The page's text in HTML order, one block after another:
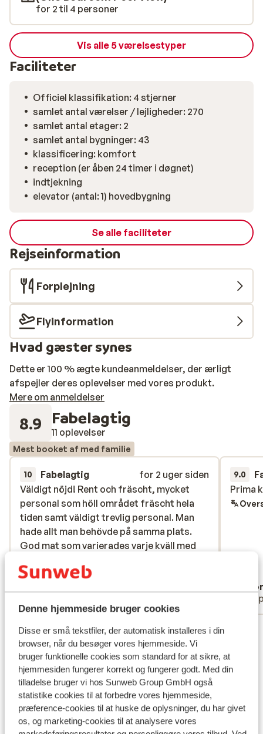
Denne hjemmeside bruger cookies
Disse er små tekstfiler, der automatisk installeres i din
browser, når du besøger vores hjemmeside. Vi
bruger funktionelle cookies som standard for at sikre, at
hjemmesiden fungerer korrekt og fungerer godt. Med din
tilladelse bruger vi hos Sunweb Group GmbH også
statistike cookies til at forbedre vores hjemmeside,
præference-cookies til at huske de oplysninger, du har givet
os, og marketing-cookies til at analysere vores
alt det, du har brug for, lige i nærheden.
for 2 til 4 personer
Vis alle 5 værelsestyper
Faciliteter
Officiel klassifikation: 4 stjerner
samlet antal værelser / lejligheder: 270
samlet antal etager: 2
samlet antal bygninger: 43
klassificering: komfort
reception (er åben 24 timer i døgnet)
indtjekning
elevator (antal: 1) hovedbygning
Se alle faciliteter
Rejseinformation
Forplejning
Flyinformation
Hvad gæster synes
Dette er 100 % ægte kundeanmeldelser, der ærligt
afspejler deres oplevelser med vores produkt.
Mere om anmeldelser
8.9 Fabelagtig
11 oplevelser
Mest booket af med familie
10 Fabelagtig
for 2 uger siden
Väldigt nöjd! Rent och fräscht, mycket
personal som höll området fräscht hela
tiden samt väldigt trevlig personal. Man
hade allt man behövde på samma plats.
God mat som varierades varje kväll med
Väldigt nöjd! Rent och fräscht, mycket
personal som höll området fräscht hela
tiden samt väldigt trevlig personal. Man
hade allt man behövde på samma plats.
God mat som varierades varje kväll med
Oversæt til dansk (DA)
9.0
Prima
Prima
Se alle 11 anmeldelser
Lokation
Se på kort